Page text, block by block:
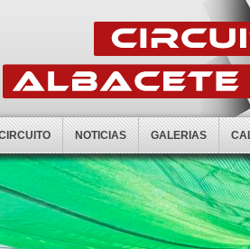
NOTICIAS GALERIAS